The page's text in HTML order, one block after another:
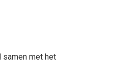
samen met het